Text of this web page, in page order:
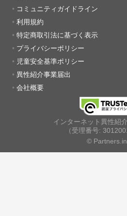
コミュニティガイドライン
利用規約
特定商取引法に基づく表示
プライバシーポリシー
児童安全基準ポリシー
異性紹介事業届出
会社概要
インターネット異性紹
（受理番号:
©